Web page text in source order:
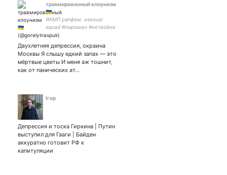
травмированный клоунизм
🇺🇦
ЯКМП рэпфем. asexual
squad #пироман #нетвойне
#приколыптср не
проиграть. открыты
комиши. мій Андрюша —
Двухлетняя депрессия, окраина
Москвы Я слышу едкий запах — это
мёртвые цветы И меня аж тошнит,
как от панических ат…
Ігор
Депрессия и тоска Гиркина | Путин
выступил для Гааги | Байден
аккуратно готовит РФ к
капитуляции